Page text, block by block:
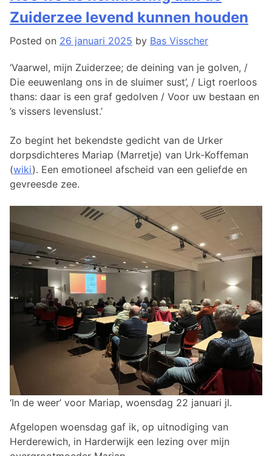
Cultuur ,
Leven,
Poëzie
art
prima
mensen
Zuiderzee levend kunnen houden
Posted on 26 januari 2025 by Bas Visscher
‘Vaarwel, mijn Zuiderzee; de deining van je golven, /
Die eeuwenlang ons in de sluimer sust’, / Ligt roerloos
thans: daar is een graf gedolven / Voor uw bestaan en
’s vissers levenslust.’
Zo begint het bekendste gedicht van de Urker
dorpsdichteres Mariap (Marretje) van Urk-Koffeman
(wiki). Een emotioneel afscheid van een geliefde en
gevreesde zee.
‘In de weer’ voor Mariap, woensdag 22 januari jl.
Afgelopen woensdag gaf ik, op uitnodiging van
Herderewich, in Harderwijk een lezing over mijn